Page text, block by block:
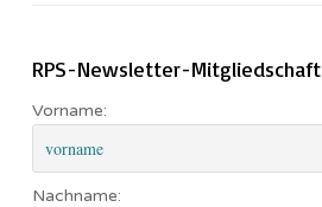
RPS-Newsletter-Mitgliedschaft
Vorname:
Nachname: